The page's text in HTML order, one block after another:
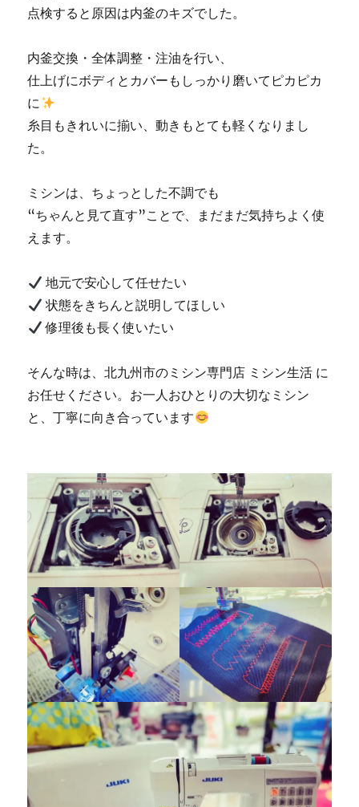
門
「ミ
点検すると原因は内釜のキズでした。
内釜交換・全体調整・注油を行い、
仕上げにボディとカバーもしっかり磨いてピカピカ
に
糸目もきれいに揃い、動きもとても軽くなりまし
た。
ミシンは、ちょっとした不調でも
“ちゃんと見て直す”ことで、まだまだ気持ちよく使
えます。
地元で安心して任せたい
状態をきちんと説明してほしい
修理後も長く使いたい
そんな時は、北九州市のミシン専門店 ミシン生活 に
お任せください。お一人おひとりの大切なミシン
と、丁寧に向き合っています